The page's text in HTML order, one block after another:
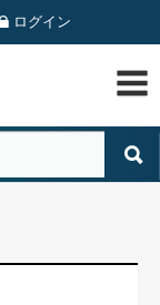
ログイン